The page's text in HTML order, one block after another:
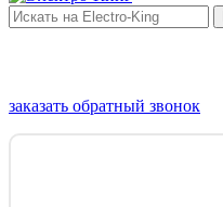
заказать обратный звонок